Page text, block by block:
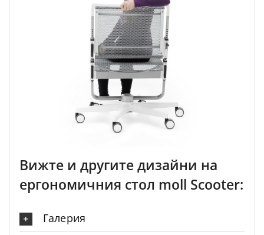
Вижте и другите дизайни на
ергономичния стол moll Scooter:
Галерия
Вижте актуална